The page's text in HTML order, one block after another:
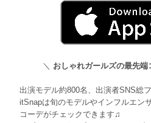
＼ おしゃれガールズの最先
出演モデル約800名、出演者SNS総
itSnapは旬のモデルやインフルエン
コーデがチェックできます♫